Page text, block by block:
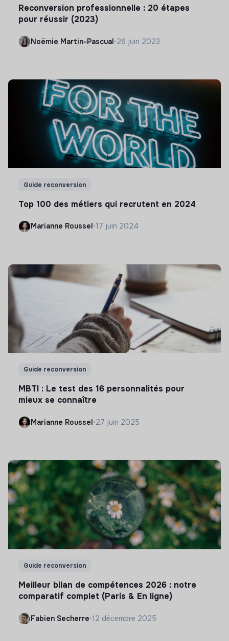
Reconversion professionnelle : 20 étapes
pour réussir (2023)
Noëmie Martin-Pascual•26 juin 2023
Guide reconversion
Top 100 des métiers qui recrutent en 2024
Marianne Roussel •17 juin 2024
Guide reconversion
MBTI : Le test des 16 personnalités pour
mieux se connaître
Marianne Roussel•27 juin 2025
Guide reconversion
Meilleur bilan de compétences 2026 : notre
comparatif complet (Paris & En ligne)
Fabien Secherre•12 décembre 2025